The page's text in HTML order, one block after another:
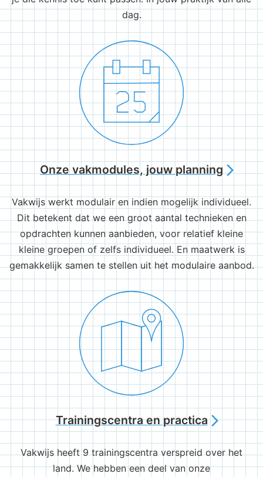
dag.
Onze vakmodules, jouw planningarrow_forward_ios
Vakwijs werkt modulair en indien mogelijk individueel.
Dit betekent dat we een groot aantal technieken en
opdrachten kunnen aanbieden, voor relatief kleine
kleine groepen of zelfs individueel. En maatwerk is
gemakkelijk samen te stellen uit het modulaire aanbod.
Trainingscentra en practicaarrow_forward_ios
Vakwijs heeft 9 trainingscentra verspreid over het
land. We hebben een deel van onze